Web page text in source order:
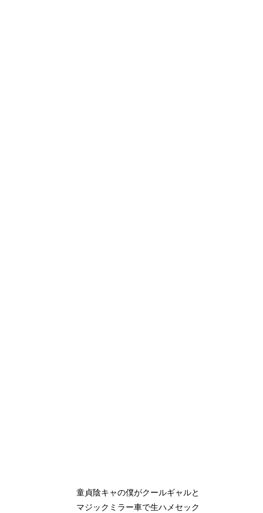
童貞陰キャの僕がクールギャルと
マジックミラー車で生ハメセック